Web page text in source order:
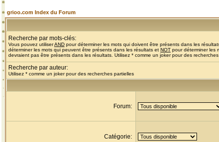
grioo.com Index du Forum
Recherche par mots-clés:
Vous pouvez utiliserAND pour déterminer les mots qui doivent être présents dans les
déterminer les mots qui peuvent être présents dans les résultats et NOT pour déterminer les
devraient pas être présents dans les résultats. Utilisez * comme un joker pour des
Recherche par auteur:
Utilisez * comme un joker pour des recherches partielles
Forum:
Catégorie: